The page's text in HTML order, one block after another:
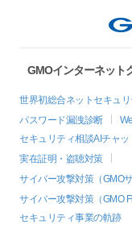
GMOインターネット
世界初総合ネットセキュ
パスワード漏洩診断
セキュリティ相談AIチャッ
実在証明・盗聴対策
サイバー攻撃対策（GMO
サイバー攻撃対策（GMO
セキュリティ事業の軌跡